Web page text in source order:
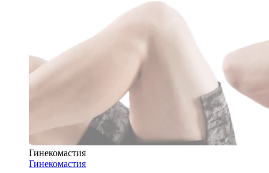
Гинекомастия
Гинекомастия